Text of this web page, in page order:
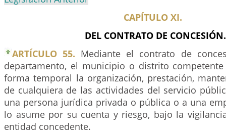
CAPÍTULO XI.
DEL CONTRATO DE CONCESIÓN.
ARTÍCULO 55. Mediante el contrato de
departamento, el municipio o distrito
forma temporal la organización, prestación,
de cualquiera de las actividades del servicio
una persona jurídica privada o pública o a una
lo asume por su cuenta y riesgo, bajo la
entidad concedente.